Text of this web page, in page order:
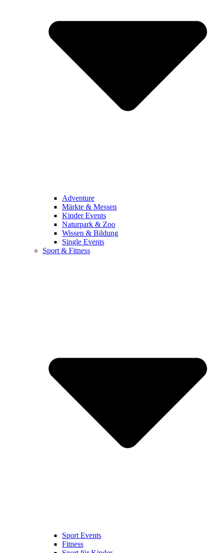
Adventure
Märkte & Messen
Kinder Events
Naturpark & Zoo
Wissen & Bildung
Single Events
Sport & Fitness
Sport Events
Fitness